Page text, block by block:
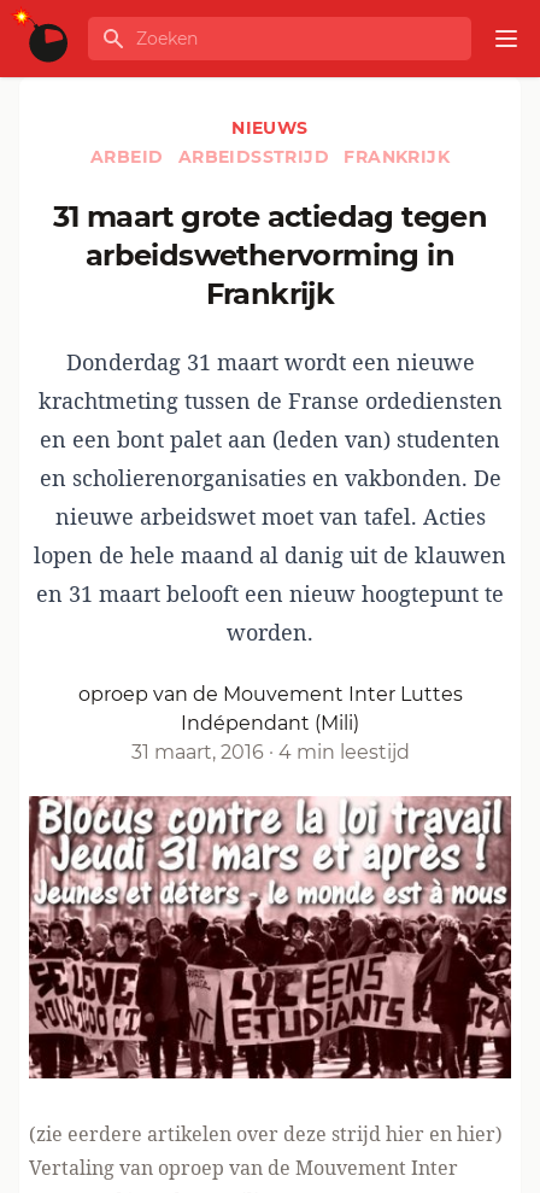
Ga naar de inhoud
GLOBALINFO
Zoeken
NIEUWS
ARBEID
ARBEIDSSTRIJD FRANKRIJK
31 maart grote actiedag tegen
arbeidswethervorming in
Frankrijk
Donderdag 31 maart wordt een nieuwe
krachtmeting tussen de Franse ordediensten
en een bont palet aan (leden van) studenten
en scholierenorganisaties en vakbonden. De
nieuwe arbeidswet moet van tafel. Acties
lopen de hele maand al danig uit de klauwen
en 31 maart belooft een nieuw hoogtepunt te
worden.
oproep van de Mouvement Inter Luttes
Indépendant (Mili)
31 maart, 2016 · 4 min leestijd
(zie eerdere artikelen over deze strijdhier enhier)
Vertaling van oproep van de Mouvement Inter